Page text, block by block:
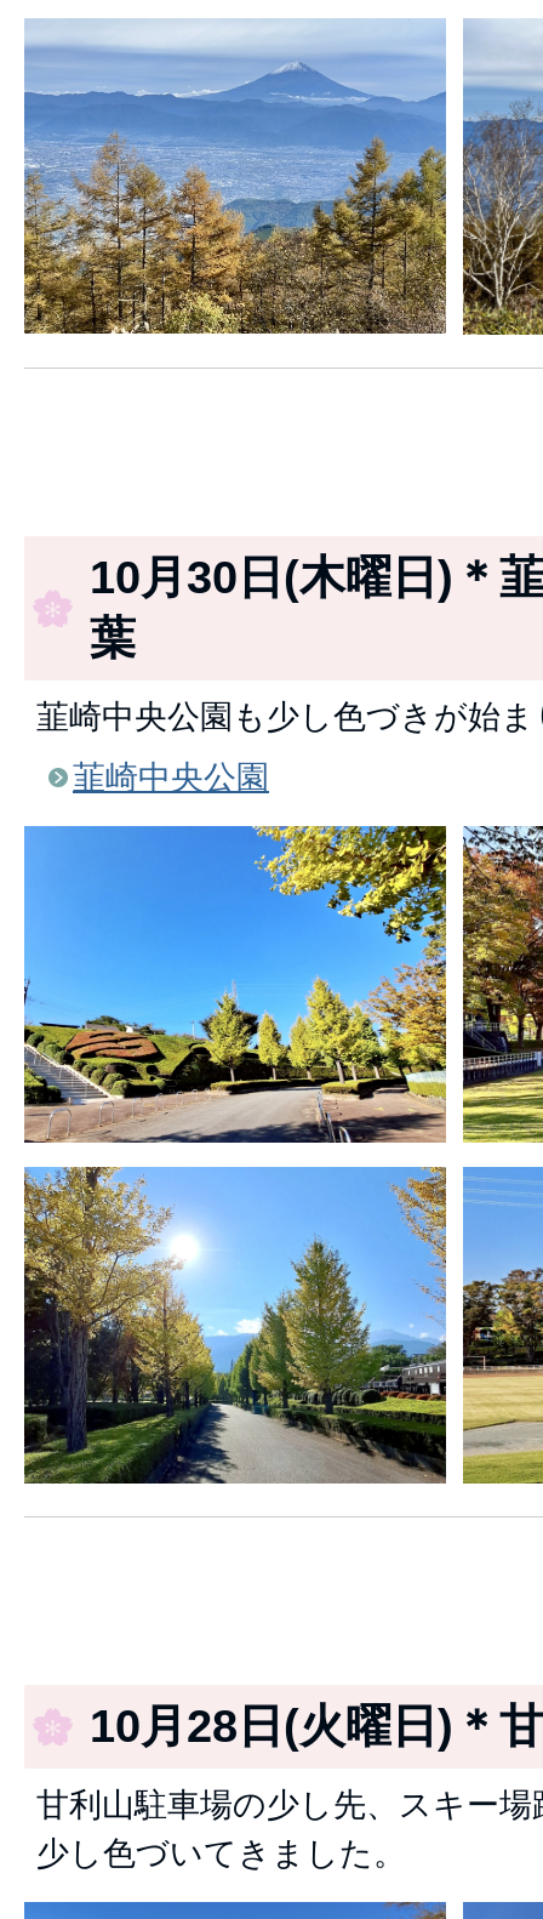
10月30日(木曜日)＊
葉
韮崎中央公園も少し色づきが始
韮崎中央公園
10月28日(火曜日)＊
甘利山駐車場の少し先、スキー
少し色づいてきました。